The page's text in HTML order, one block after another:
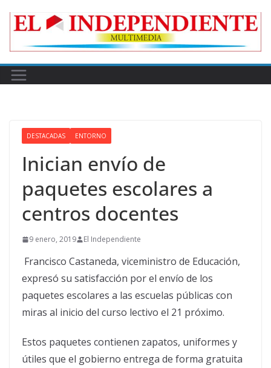
DESTACADAS ENTORNO
Inician envío de
paquetes escolares a
centros docentes
9 enero, 2019 El Independiente
Francisco Castaneda, viceministro de Educación,
expresó su satisfacción por el envío de los
paquetes escolares a las escuelas públicas con
miras al inicio del curso lectivo el 21 próximo.
Estos paquetes contienen zapatos, uniformes y
útiles que el gobierno entrega de forma gratuita